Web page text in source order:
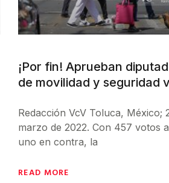
¡Por fin! Aprueban
de movilidad y seguridad
Redacción VcV Toluca, México;
marzo de 2022. Con 457 votos
uno en contra, la
READ MORE